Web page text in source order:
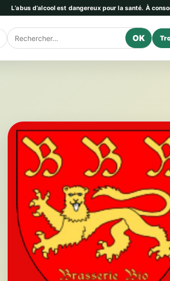
L’abus d’alcool est dangereux pour la santé. À
Rechercher OK